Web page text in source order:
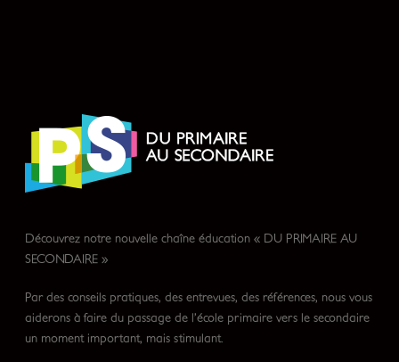
Découvrez notre nouvelle chaîne éducation « DU PRIMAIRE AU
SECONDAIRE »
Par des conseils pratiques, des entrevues, des références, nous vous
aiderons à faire du passage de l’école primaire vers le secondaire
un moment important, mais stimulant.